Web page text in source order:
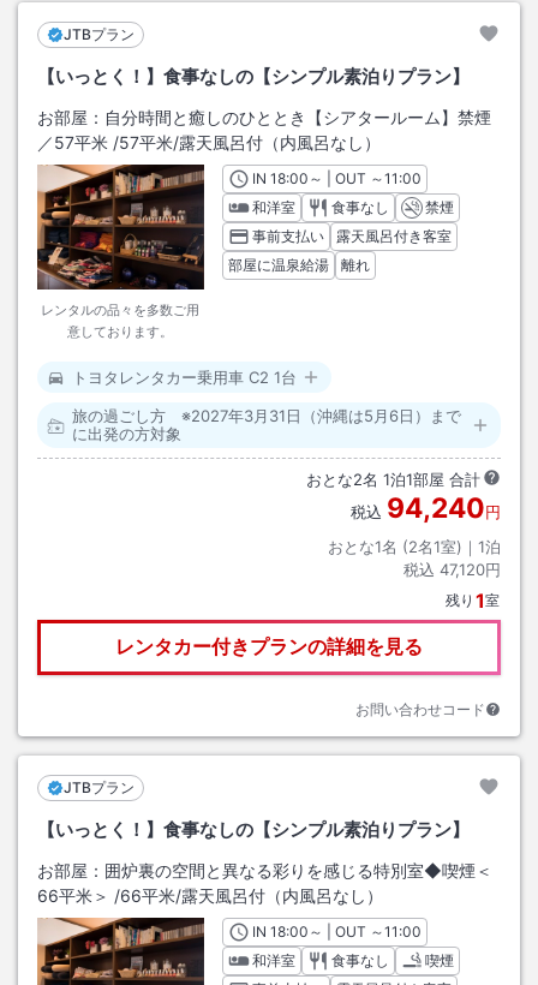
JTBプラン
【いっとく！】食事なしの【シンプル素泊りプラン】
お部屋： 自分時間と癒しのひととき【シアタールーム】禁煙
／57平米 /57平米/露天風呂付（内風呂なし）
レンタルの品々を多数ご用
意しております。
INチェックイン
18:00 ～ | OUT チェックアウト
～11:00
和洋室
食事なし
禁煙
事前支払い
露天風呂付き客室
部屋に温泉給湯
離れ
トヨタレンタカー乗用車 C2 1台
旅の過ごし方 ※2027年3月31日（沖縄は5月6日）まで
に出発の方対象
おとな2名 1泊1部屋 合計
税込 94,240円
おとな1名 (2名1室)｜ 1泊
税込 47,120円
残り 1室
レンタカー付きプランの詳細を見る
お問い合わせコード
JTBプラン
【いっとく！】食事なしの【シンプル素泊りプラン】
お部屋： 囲炉裏の空間と異なる彩りを感じる特別室◆喫煙＜
66平米＞ /66平米/露天風呂付（内風呂なし）
INチェックイン
18:00 ～ | OUT チェックアウト
～11:00
和洋室
食事なし
喫煙